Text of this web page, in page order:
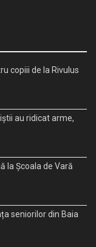
copiii de la Rivulus
au ridicat arme,
la Școala de Vară
seniorilor din Baia